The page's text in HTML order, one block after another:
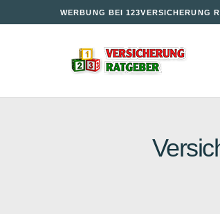
WERBUNG BEI 123VERSICHERUNG